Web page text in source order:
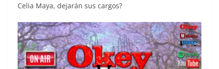
Celia Maya, dejarán sus cargos?